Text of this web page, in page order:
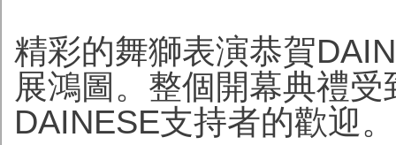
精彩的舞獅表演恭賀
展鴻圖。整個開幕典禮
DAINESE支持者的歡迎。